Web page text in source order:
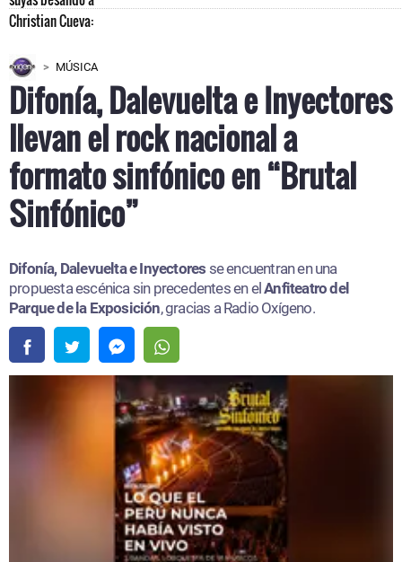
MÚSICA
Difonía, Dalevuelta e Inyectores
llevan el rock nacional a
formato sinfónico en “Brutal
Sinfónico”
Difonía, Dalevuelta e Inyectores se encuentran en una
propuesta escénica sin precedentes en elAnfiteatro del
Parque de la Exposición, gracias a Radio Oxígeno.